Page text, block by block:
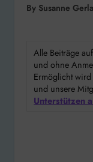
By Susanne
Alle Beiträge
und ohne
Ermöglicht
und unsere
Unterstützen